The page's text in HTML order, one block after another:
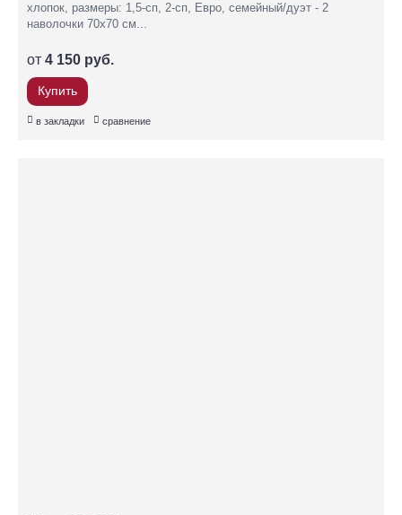
хлопок, размеры: 1,5-сп, 2-сп, Евро, семейный/дуэт - 2
наволочки 70х70 см...
от 4 150 руб.
Купить
в закладки сравнение